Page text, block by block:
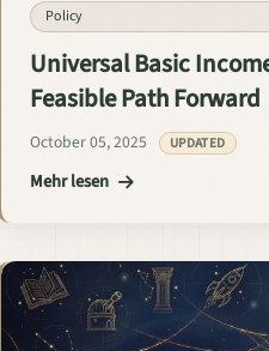
Policy
Universal Basic
Feasible Path Forward
October 05, 2025 UPDATED
Mehr lesen